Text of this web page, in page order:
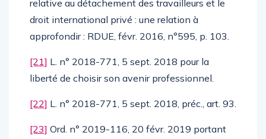
relative au détachement des travailleurs et le
droit international privé : une relation à
approfondir : RDUE, févr. 2016, n°595, p. 103.
[21] L. n° 2018-771, 5 sept. 2018 pour la
liberté de choisir son avenir professionnel.
[22] L. n° 2018-771, 5 sept. 2018, préc., art. 93.
[23] Ord. n° 2019-116, 20 févr. 2019 portant